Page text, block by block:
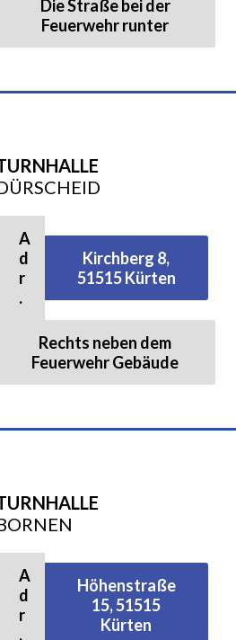
Körperstretching
(Allgemein)
Die Straße bei der
Feuerwehr runter
A
d
r
.
Kirchberg 8,
51515 Kürten
Rechts neben dem
Feuerwehr Gebäude
A
d
r
.
Höhenstraße
15, 51515
Kürten